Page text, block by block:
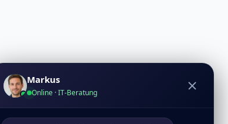
Markus
Online · IT-Beratung